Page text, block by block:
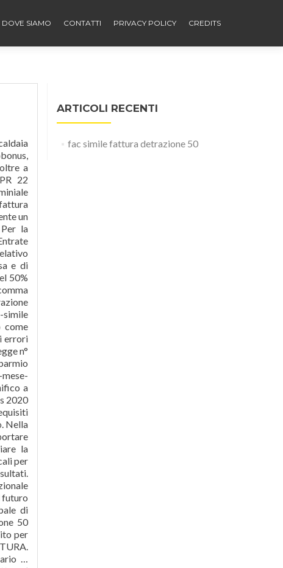
DOVE SIAMO CONTATTI PRIVACY POLICY CREDITS
a
22
un
la
e di
50%
simile
come
errori
n°
a
2020
Nella
la
per
futuro
di
50
per
…
ARTICOLI RECENTI
fac simile fattura detrazione 50